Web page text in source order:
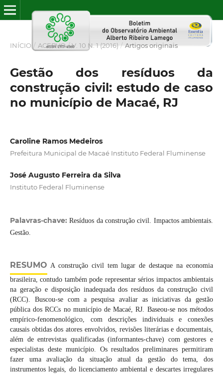
INÍCIO / ACERVO / V. 10 N. 1 (2016) / Artigos originais
Gestão dos resíduos da
construção civil: estudo de caso
no município de Macaé, RJ
Caroline Ramos Medeiros
Prefeitura Municipal de Macaé Instituto Federal Fluminense
José Augusto Ferreira da Silva
Instituto Federal Fluminense
Palavras-chave:Resíduos da construção civil. Impactos ambientais.
Gestão.
RESUMO A construção civil tem lugar de destaque na economia
brasileira, contudo também pode representar sérios impactos ambientais
na geração e disposição inadequada dos resíduos da construção civil
(RCC). Buscou-se com a pesquisa avaliar as iniciativas da gestão
pública dos RCCs no município de Macaé, RJ. Baseou-se nos métodos
empírico-fenomenológico, com descrições individuais e conexões
causais obtidas dos atores envolvidos, revisões literárias e documentais,
além de entrevistas qualificadas (informantes-chave) com gestores e
especialistas deste município. Os resultados preliminares permitiram
fazer uma avaliação da situação atual da gestão do tema, dos
instrumentos legais, do licenciamento ambiental e descartes irregulares